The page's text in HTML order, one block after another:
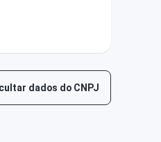
dados do CNPJ